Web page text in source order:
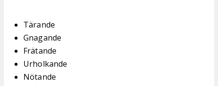
Tärande
Gnagande
Frätande
Urholkande
Nötande